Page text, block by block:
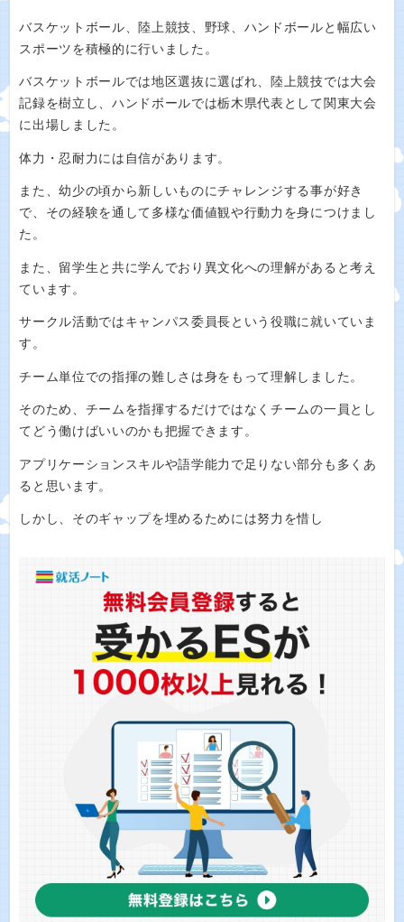
バスケットボール、陸上競技、野球、ハンドボールと幅広い
スポーツを積極的に行いました。
バスケットボールでは地区選抜に選ばれ、陸上競技では大会
記録を樹立し、ハンドボールでは栃木県代表として関東大会
に出場しました。
体力・忍耐力には自信があります。
また、幼少の頃から新しいものにチャレンジする事が好き
で、その経験を通して多様な価値観や行動力を身につけまし
た。
また、留学生と共に学んでおり異文化への理解があると考え
ています。
サークル活動ではキャンパス委員長という役職に就いていま
す。
チーム単位での指揮の難しさは身をもって理解しました。
そのため、チームを指揮するだけではなくチームの一員とし
てどう働けばいいのかも把握できます。
アプリケーションスキルや語学能力で足りない部分も多くあ
ると思います。
しかし、そのギャップを埋めるためには努力を惜し